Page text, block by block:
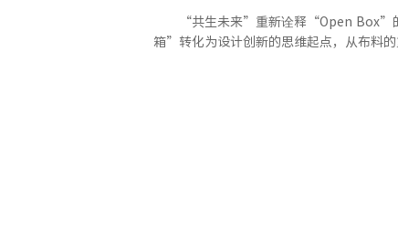
“共生未来”重新诠释“Open Box”
箱”转化为设计创新的思维起点，从布料